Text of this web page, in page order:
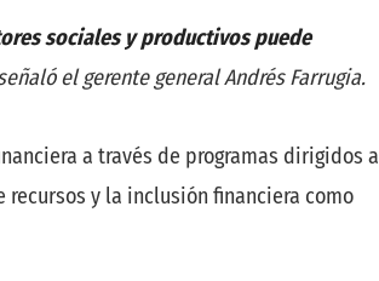
sociales y productivos puede
el gerente general Andrés Farrugia.
a través de programas dirigidos a
y la inclusión financiera como